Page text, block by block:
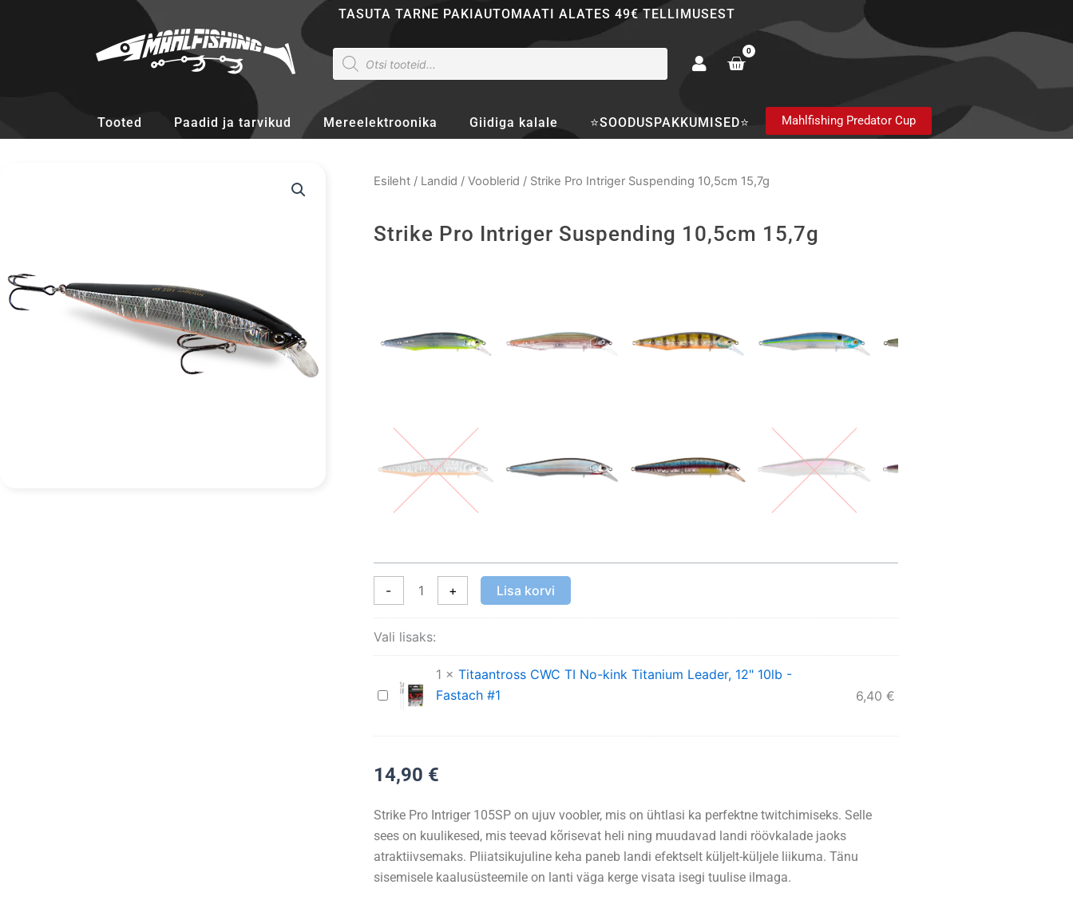
TASUTA TARNE PAKIAUTOMAATI ALATES 49€ TELLIMUSEST
Products
search
0
Cart
Tooted Paadid ja tarvikud Mereelektroonika Giidiga kalale ⭐SOODUSPAKKUMISED⭐ Mahlfishing Predator Cup
Esileht/ Landid / Vooblerid / Strike Pro Intriger Suspending 10,5cm 15,7g
Strike Pro Intriger Suspending 10,5cm 15,7g
-
Suspending
+ Lisa korvi
Vali lisaks:
Titaantross
TI
kink
Leader,
12"
10lb
-
1 × Titaantross CWC TI No-kink Titanium Leader, 12" 10lb -
Fastach #1
6,40 €
14,90 €
Strike Pro Intriger 105SP on ujuv voobler, mis on ühtlasi ka perfektne twitchimiseks. Selle
sees on kuulikesed, mis teevad kõrisevat heli ning muudavad landi röövkalade jaoks
atraktiivsemaks. Pliiatsikujuline keha paneb landi efektselt küljelt-küljele liikuma. Tänu
sisemisele kaalusüsteemile on lanti väga kerge visata isegi tuulise ilmaga.